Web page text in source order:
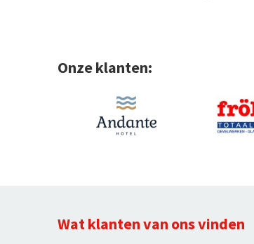
Onze klanten:
Wat klanten van ons vinden